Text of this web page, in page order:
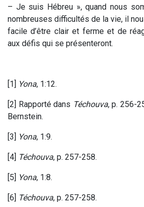
– Je suis Hébreu », quand nous
nombreuses difficultés de la vie, il
facile d’être clair et ferme et de
aux défis qui se présenteront.
[1] Yona, 1:12.
[2] Rapporté dans Téchouva, p. 256-
Bernstein.
[3] Yona, 1:9.
[4] Téchouva, p. 257-258.
[5] Yona, 1:8.
[6] Téchouva, p. 257-258.